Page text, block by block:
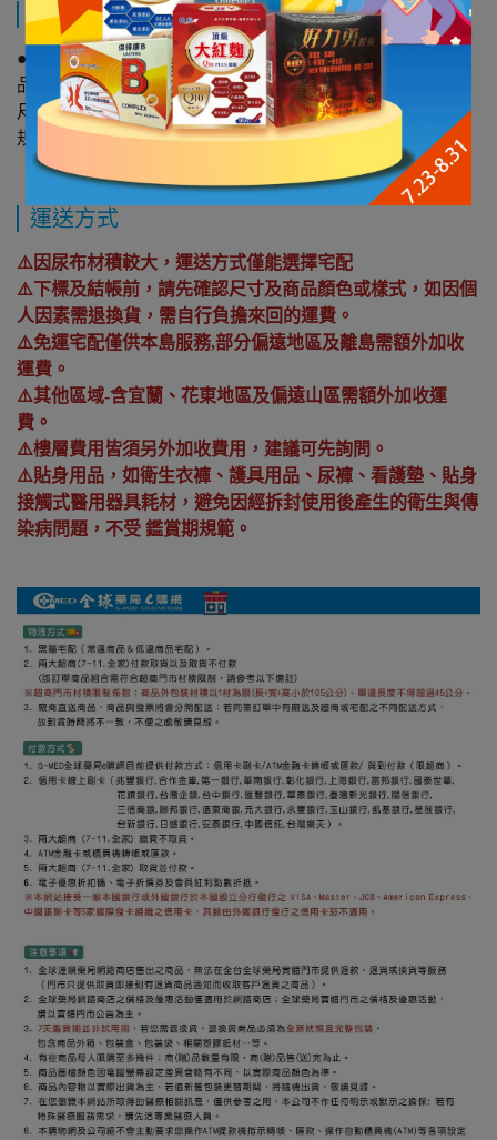
規格說明
●商品規格
品名：包大人 棉柔透氣紙尿褲M(16片x6包)
尺寸：M，32''-44''
規格：16片x6包/箱
運送方式
⚠️因尿布材積較大，運送方式僅能選擇宅配
⚠️下標及結帳前，請先確認尺寸及商品顏色或樣式，如因個
人因素需退換貨，需自行負擔來回的運費。
⚠️免運宅配僅供本島服務,部分偏遠地區及離島需額外加收
運費。
⚠️其他區域-含宜蘭、花東地區及偏遠山區需額外加收運
費。
⚠️樓層費用皆須另外加收費用，建議可先詢問。
⚠️貼身用品，如衛生衣褲、護具用品、尿褲、看護墊、貼身
接觸式醫用器具耗材，避免因經拆封使用後產生的衛生與傳
染病問題，不受 鑑賞期規範。